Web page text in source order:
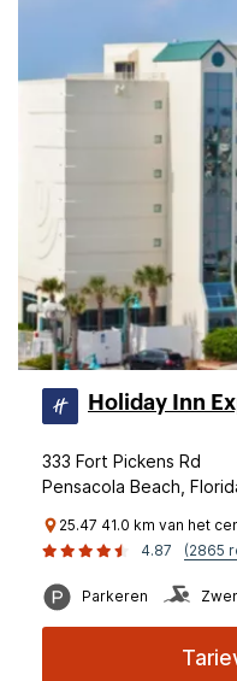
Holiday Inn
333 Fort Pickens Rd
Pensacola Beach,
25.47 41.0 km van het
4.87
(2865
Parkeren